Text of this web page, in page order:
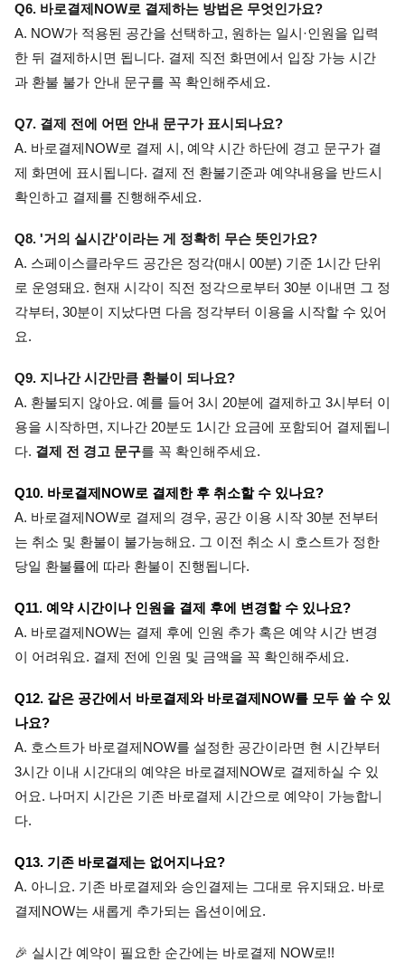
Q6. 바로결제NOW로 결제하는 방법은 무엇인가요?
A. NOW가 적용된 공간을 선택하고, 원하는 일시·인원을 입력
한 뒤 결제하시면 됩니다. 결제 직전 화면에서 입장 가능 시간
과 환불 불가 안내 문구를 꼭 확인해주세요.
Q7. 결제 전에 어떤 안내 문구가 표시되나요?
A. 바로결제NOW로 결제 시, 예약 시간 하단에 경고 문구가 결
제 화면에 표시됩니다. 결제 전 환불기준과 예약내용을 반드시
확인하고 결제를 진행해주세요.
Q8. '거의 실시간'이라는 게 정확히 무슨 뜻인가요?
A. 스페이스클라우드 공간은 정각(매시 00분) 기준 1시간 단위
로 운영돼요. 현재 시각이 직전 정각으로부터 30분 이내면 그 정
각부터, 30분이 지났다면 다음 정각부터 이용을 시작할 수 있어
요.
Q9. 지나간 시간만큼 환불이 되나요?
A. 환불되지 않아요. 예를 들어 3시 20분에 결제하고 3시부터 이
용을 시작하면, 지나간 20분도 1시간 요금에 포함되어 결제됩니
다. 결제 전 경고 문구를 꼭 확인해주세요.
Q10. 바로결제NOW로 결제한 후 취소할 수 있나요?
A. 바로결제NOW로 결제의 경우, 공간 이용 시작 30분 전부터
는 취소 및 환불이 불가능해요. 그 이전 취소 시 호스트가 정한
당일 환불률에 따라 환불이 진행됩니다.
Q11. 예약 시간이나 인원을 결제 후에 변경할 수 있나요?
A. 바로결제NOW는 결제 후에 인원 추가 혹은 예약 시간 변경
이 어려워요. 결제 전에 인원 및 금액을 꼭 확인해주세요.
Q12. 같은 공간에서 바로결제와 바로결제NOW를 모두 쓸 수 있
나요?
A. 호스트가 바로결제NOW를 설정한 공간이라면 현 시간부터
3시간 이내 시간대의 예약은 바로결제NOW로 결제하실 수 있
어요. 나머지 시간은 기존 바로결제 시간으로 예약이 가능합니
다.
Q13. 기존 바로결제는 없어지나요?
A. 아니요. 기존 바로결제와 승인결제는 그대로 유지돼요. 바로
결제NOW는 새롭게 추가되는 옵션이에요.
🎉 실시간 예약이 필요한 순간에는 바로결제 NOW로!!